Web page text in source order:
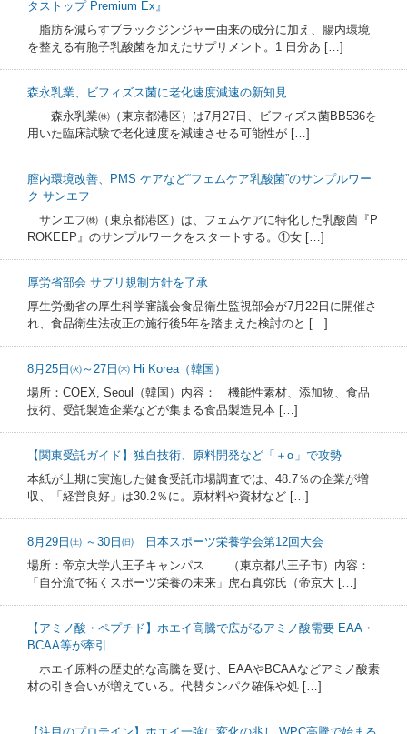
タストップ Premium Ex』
脂肪を減らすブラックジンジャー由来の成分に加え、腸内環境
を整える有胞子乳酸菌を加えたサプリメント。1 日分あ […]
森永乳業、ビフィズス菌に老化速度減速の新知見
森永乳業㈱（東京都港区）は7月27日、ビフィズス菌BB536を
用いた臨床試験で老化速度を減速させる可能性が […]
膣内環境改善、PMS ケアなど“フェムケア乳酸菌”のサンプルワー
ク サンエフ
サンエフ㈱（東京都港区）は、フェムケアに特化した乳酸菌『P
ROKEEP』のサンプルワークをスタートする。①女 […]
厚労省部会 サプリ規制方針を了承
厚生労働省の厚生科学審議会食品衛生監視部会が7月22日に開催さ
れ、食品衛生法改正の施行後5年を踏まえた検討のと […]
8月25日㈫～27日㈭ Hi Korea（韓国）
場所：COEX, Seoul（韓国）内容： 機能性素材、添加物、食品
技術、受託製造企業などが集まる食品製造見本 […]
【関東受託ガイド】独自技術、原料開発など「＋α」で攻勢
本紙が上期に実施した健食受託市場調査では、48.7％の企業が増
収、「経営良好」は30.2％に。原材料や資材など […]
8月29日㈯ ～30日㈰ 日本スポーツ栄養学会第12回大会
場所：帝京大学八王子キャンパス （東京都八王子市）内容：
「自分流で拓くスポーツ栄養の未来」虎石真弥氏（帝京大 […]
【アミノ酸・ペプチド】ホエイ高騰で広がるアミノ酸需要 EAA・
BCAA等が牽引
ホエイ原料の歴史的な高騰を受け、EAAやBCAAなどアミノ酸素
材の引き合いが増えている。代替タンパク確保や処 […]